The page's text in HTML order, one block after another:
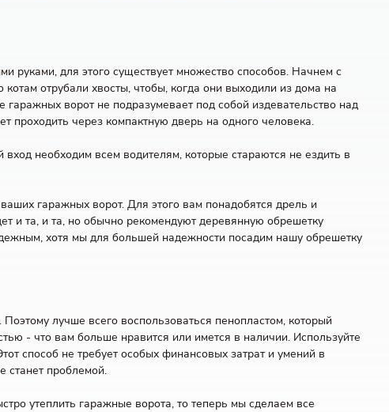
руками, для этого существует множество способов. Начнем с
отрубали хвосты, чтобы, когда они выходили из дома на
ворот не подразумевает под собой издевательство над
проходить через компактную дверь на одного человека.
необходим всем водителям, которые стараются не ездить в
гаражных ворот. Для этого вам понадобятся дрель и
и та, и та, но обычно рекомендуют деревянную обрешетку
хотя мы для большей надежности посадим нашу обрешетку
лучше всего воспользоваться пенопластом, который
- что вам больше нравится или имется в наличии. Используйте
способ не требует особых финансовых затрат и умений в
станет проблемой.
утеплить гаражные ворота, то теперь мы сделаем все